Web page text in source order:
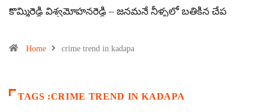
కొమ్మిరెడ్డి విశ్వమోహనరెడ్డి – జనమనే నీళ్ళలో బతికిన చేప
Home crime trend in kadapa
TAGS :CRIME TREND IN KADAPA